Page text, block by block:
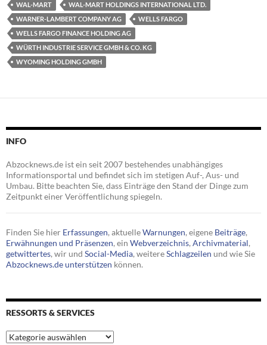
WAL-MART
WAL-MART HOLDINGS INTERNATIONAL LTD.
WARNER-LAMBERT COMPANY AG
WELLS FARGO
WELLS FARGO FINANCE HOLDING AG
WÜRTH INDUSTRIE SERVICE GMBH & CO. KG
WYOMING HOLDING GMBH
INFO
Abzocknews.de ist ein seit 2007 bestehendes unabhängiges
Informationsportal und befindet sich im stetigen Auf-, Aus- und
Umbau. Bitte beachten Sie, dass Einträge den Stand der Dinge zum
Zeitpunkt einer Veröffentlichung spiegeln.
Finden Sie hier Erfassungen, aktuelleWarnungen, eigene Beiträge,
Erwähnungen und Präsenzen, ein Webverzeichnis, Archivmaterial,
getwittertes, wir und Social-Media, weitereSchlagzeilen und wie Sie
Abzocknews.de unterstützen können.
RESSORTS & SERVICES
Ressorts